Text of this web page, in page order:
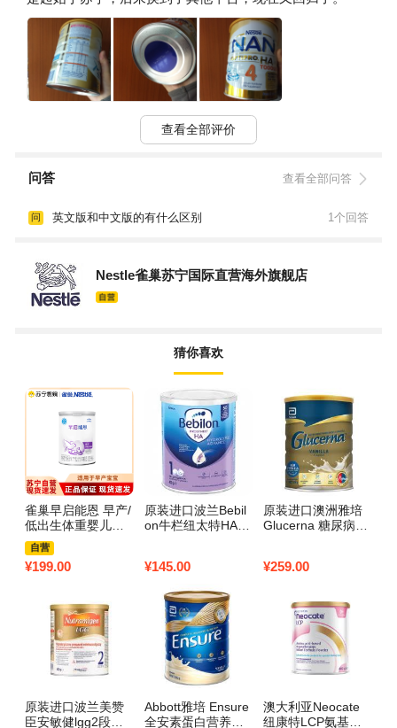
查看全部评价
问答 查看全部问答
问 英文版和中文版的有什么区别 1个回答
Nestle雀巢苏宁国际直营海外旗舰店
猜你喜欢
雀巢早启能恩 早产/
低出生体重婴儿配
方奶粉 400克 德国
原装进口
自营
¥199.00
原装进口波兰Bebil
on牛栏纽太特HA适
月）400g
¥145.00
原装进口澳洲雅培
Glucerna 糖尿病成
850g
¥259.00
原装进口波兰美赞
臣安敏健lgg2段益
Abbott雅培 Ensure
全安素蛋白营养成
澳大利亚Neocate
纽康特LCP氨基酸